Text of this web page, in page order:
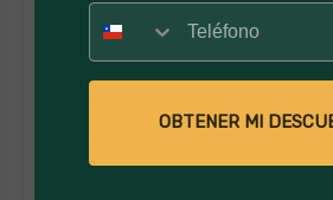
compren la película.
Pablo, la familia es lo más
Número
OBTENER MI